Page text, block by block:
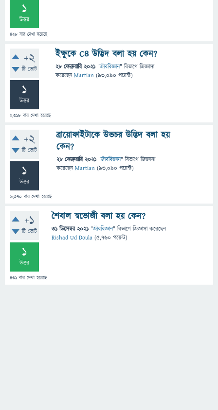
1
উত্তর
428 বার দেখা হয়েছে
+2
টি ভোট
1
উত্তর
2,318 বার দেখা হয়েছে
ইক্ষুকে C4 উদ্ভিদ বলা হয় কেন?
28 ফেব্রুয়ারি 2021 "জীববিজ্ঞান" বিভাগে জিজ্ঞাসা
করেছেনMartian (93,090 পয়েন্ট)
+2
টি ভোট
1
উত্তর
6,370 বার দেখা হয়েছে
ব্রায়োফাইটাকে উভচর উদ্ভিদ বলা হয়
কেন?
28 ফেব্রুয়ারি 2021 "জীববিজ্ঞান" বিভাগে জিজ্ঞাসা
করেছেনMartian (93,090 পয়েন্ট)
+1
টি ভোট
1
উত্তর
431 বার দেখা হয়েছে
শৈবাল স্বভোজী বলা হয় কেন?
31 ডিসেম্বর 2021 "জীববিজ্ঞান" বিভাগে জিজ্ঞাসাকরেছেন
Rishad Ud Doula (5,760 পয়েন্ট)